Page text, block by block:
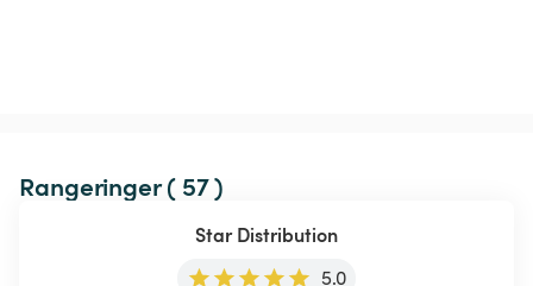
Rangeringer ( 57 )
Star Distribution
5.0